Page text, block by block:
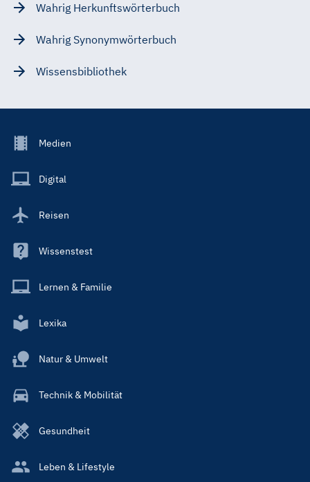
Wahrig Herkunftswörterbuch
Wahrig Synonymwörterbuch
Wissensbibliothek
Footer
Main
Medien
Digital
Reisen
Wissenstest
Lernen & Familie
Lexika
Natur & Umwelt
Technik & Mobilität
Gesundheit
Leben & Lifestyle